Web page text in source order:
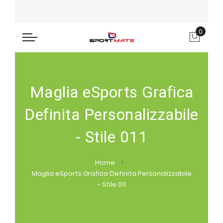
0
Maglia eSports Grafica
Definita Personalizzabile
- Stile 011
Home
Maglia eSports Grafica Definita Personalizzabile
- Stile 011